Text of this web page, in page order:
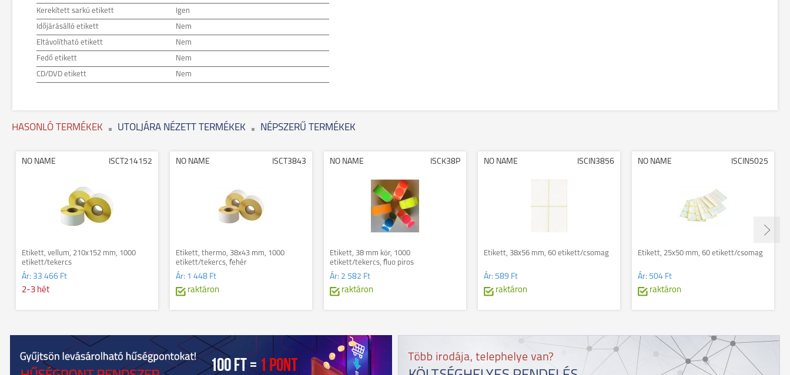
Kerekített sarkú etikett Igen
Időjárásálló etikett Nem
Eltávolítható etikett Nem
Fedő etikett Nem
CD/DVD etikett Nem
HASONLÓ TERMÉKEK UTOLJÁRA NÉZETT TERMÉKEK NÉPSZERŰ TERMÉKEK
NO NAME ISCT214152
Etikett, vellum, 210x152 mm, 1000
etikett/tekercs
Ár: 33 466 Ft
2-3 hét
NO NAME ISCT3843
Etikett, thermo, 38x43 mm, 1000
etikett/tekercs, fehér
Ár: 1 448 Ft
raktáron
NO NAME ISCK38P
Etikett, 38 mm kör, 1000
etikett/tekercs, fluo piros
Ár: 2 582 Ft
raktáron
NO NAME ISCIN3856
Etikett, 38x56 mm, 60 etikett/csomag
Ár: 589 Ft
raktáron
NO NAME ISCIN5025
Etikett, 25x50 mm, 60 etikett/csomag
Ár: 504 Ft
raktáron